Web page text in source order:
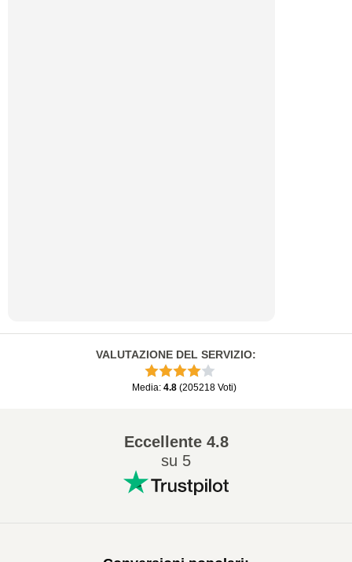
VALUTAZIONE DEL SERVIZIO:
Media: 4.8 (205218 Voti)
Eccellente4.8
su 5